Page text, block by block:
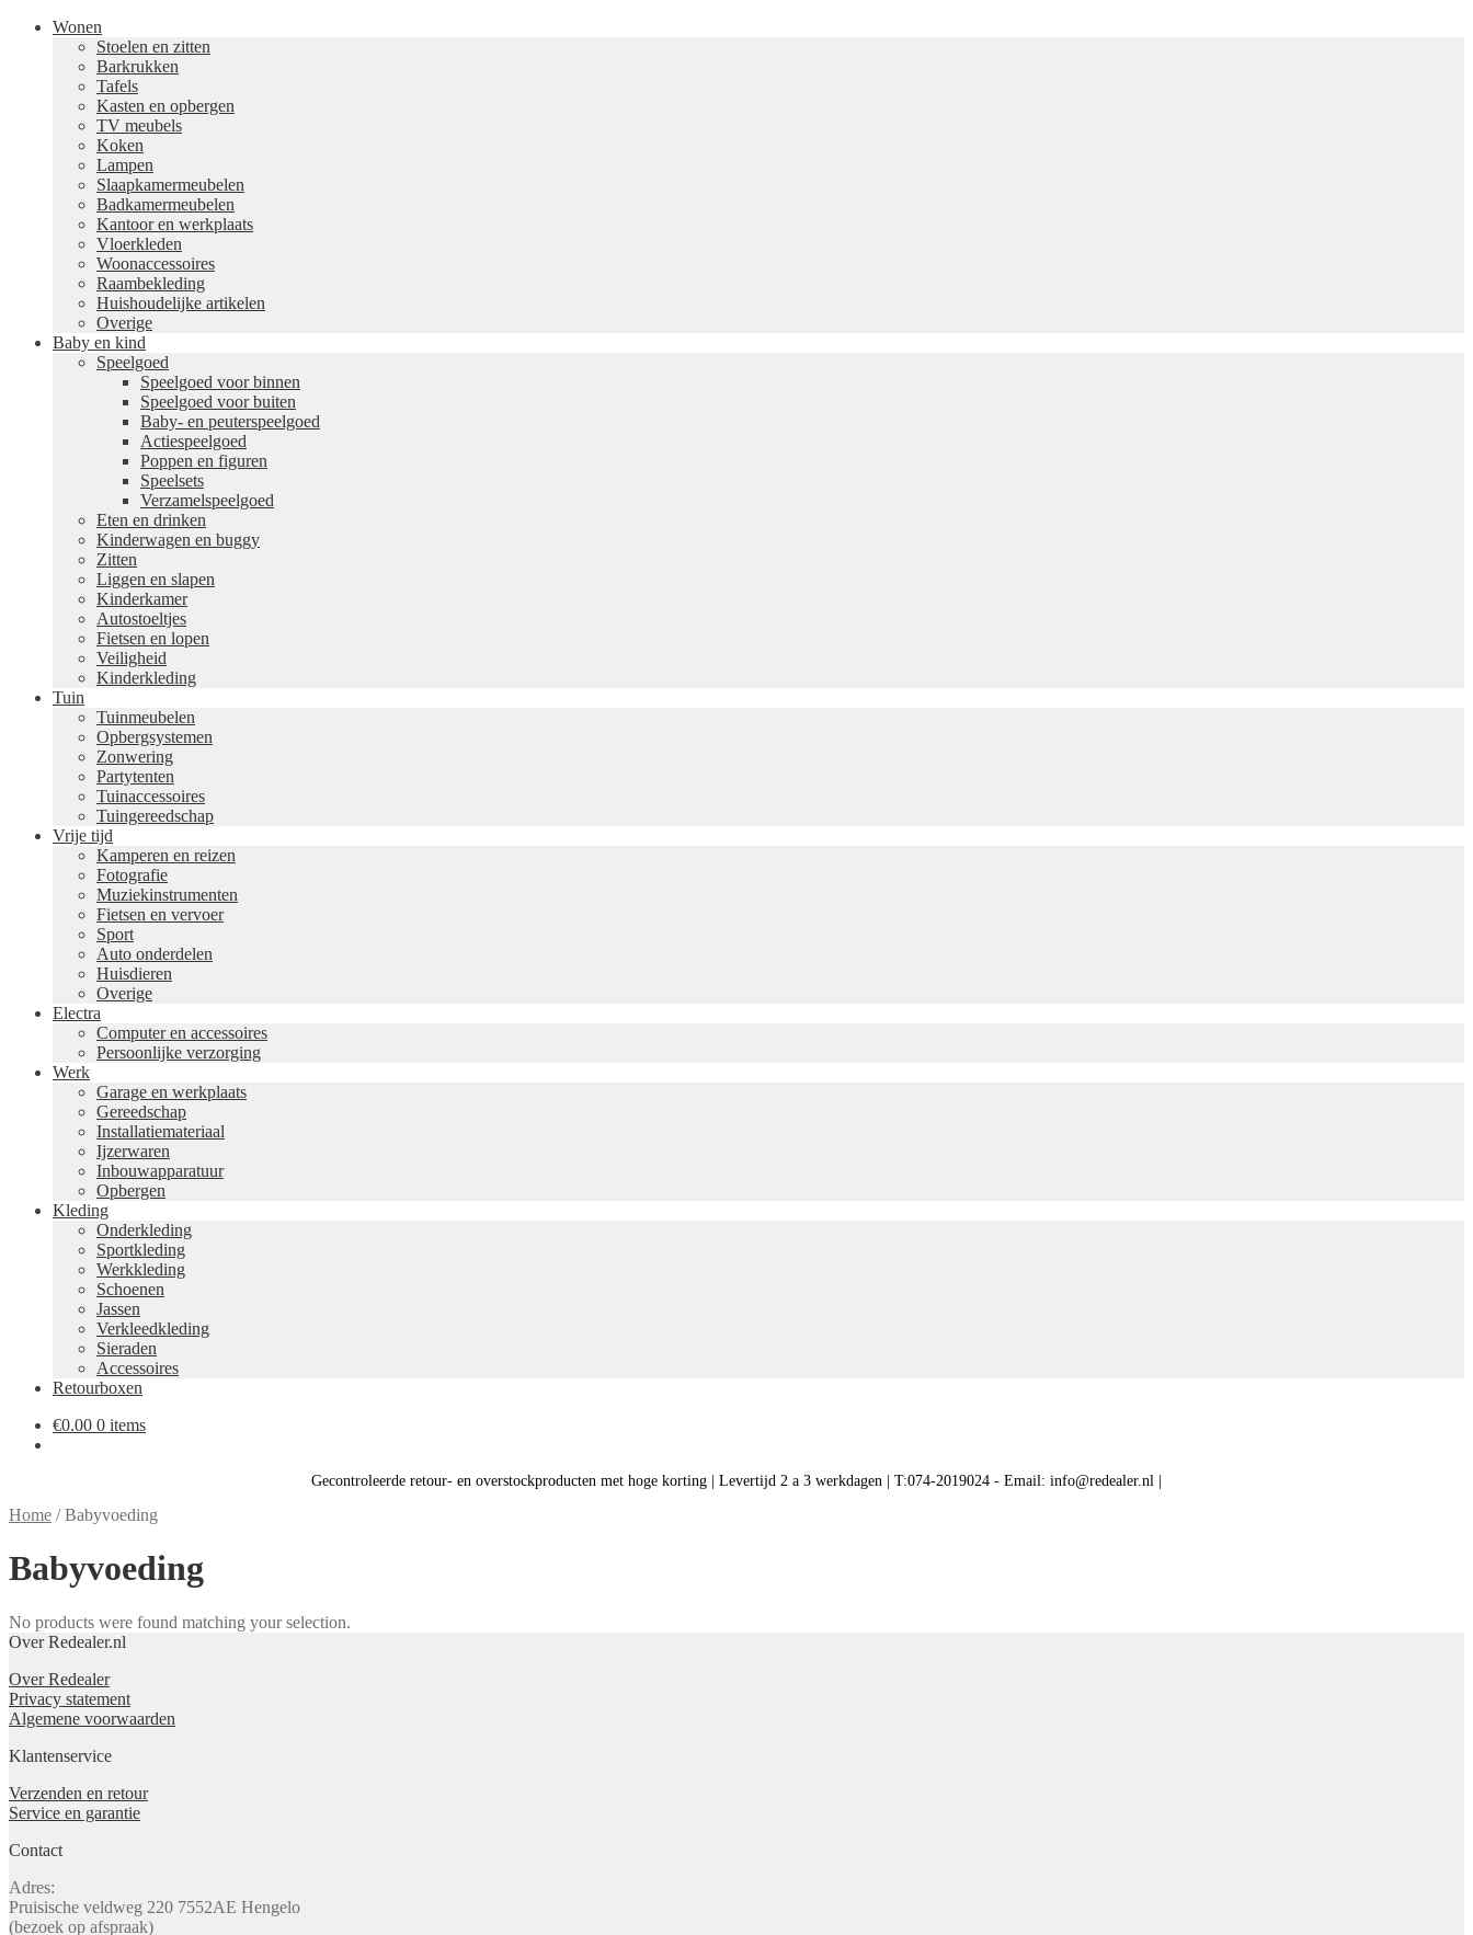
Wonen
Stoelen en zitten
Barkrukken
Tafels
Kasten en opbergen
TV meubels
Koken
Lampen
Slaapkamermeubelen
Badkamermeubelen
Kantoor en werkplaats
Vloerkleden
Woonaccessoires
Raambekleding
Huishoudelijke artikelen
Overige
Baby en kind
Speelgoed
Speelgoed voor binnen
Speelgoed voor buiten
Baby- en peuterspeelgoed
Actiespeelgoed
Poppen en figuren
Speelsets
Verzamelspeelgoed
Eten en drinken
Kinderwagen en buggy
Zitten
Liggen en slapen
Kinderkamer
Autostoeltjes
Fietsen en lopen
Veiligheid
Kinderkleding
Tuin
Tuinmeubelen
Opbergsystemen
Zonwering
Partytenten
Tuinaccessoires
Tuingereedschap
Vrije tijd
Kamperen en reizen
Fotografie
Muziekinstrumenten
Fietsen en vervoer
Sport
Auto onderdelen
Huisdieren
Overige
Electra
Computer en accessoires
Persoonlijke verzorging
Werk
Garage en werkplaats
Gereedschap
Installatiemateriaal
Ijzerwaren
Inbouwapparatuur
Opbergen
Kleding
Onderkleding
Sportkleding
Werkkleding
Schoenen
Jassen
Verkleedkleding
Sieraden
Accessoires
Retourboxen
€0.00 0 items
Gecontroleerde retour- en overstockproducten met hoge korting | Levertijd 2 a 3 werkdagen | T:074-2019024 - Email: info@redealer.nl
Home /Babyvoeding
Babyvoeding
No products were found matching your selection.
Over Redealer.nl
Over Redealer
Privacy statement
Algemene voorwaarden
Klantenservice
Verzenden en retour
Service en garantie
Contact
Adres:
Pruisische veldweg 220 7552AE Hengelo
(bezoek op afspraak)